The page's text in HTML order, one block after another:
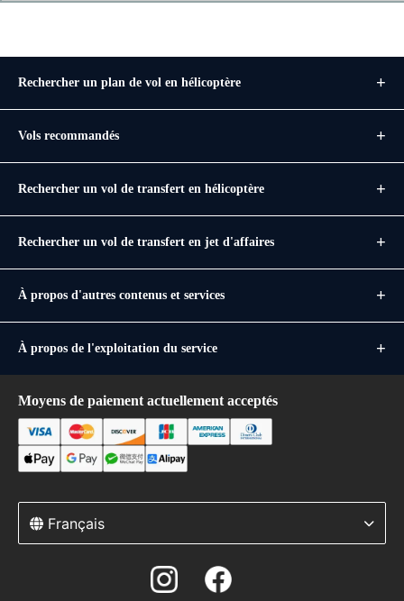
Rechercher un plan de vol en hélicoptère
Vols recommandés
Rechercher un vol de transfert en hélicoptère
Rechercher un vol de transfert en jet d'affaires
À propos d'autres contenus et services
À propos de l'exploitation du service
Moyens de paiement actuellement acceptés
Français